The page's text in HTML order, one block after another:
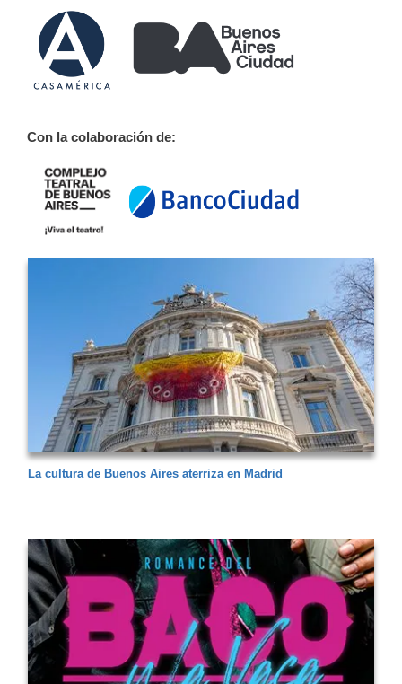
Con la colaboración de:
La cultura de Buenos Aires aterriza en Madrid